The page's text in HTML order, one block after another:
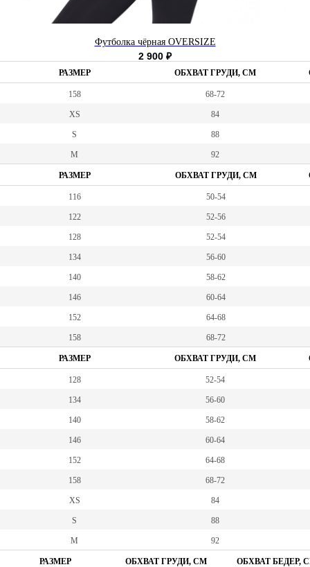
Футболка чёрная OVERSIZE
2 900 ₽
РАЗМЕР ОБХВАТ ГРУДИ, СМ
158 68-72
XS 84
S 88
M 92
РАЗМЕР ОБХВАТ ГРУДИ, СМ
116 50-54
122 52-56
128 52-54
134 56-60
140 58-62
146 60-64
152 64-68
158 68-72
РАЗМЕР ОБХВАТ ГРУДИ, СМ
128 52-54
134 56-60
140 58-62
146 60-64
152 64-68
158 68-72
XS 84
S 88
M 92
РАЗМЕР ОБХВАТ ГРУДИ, СМ ОБХВАТ БЕДЕР,